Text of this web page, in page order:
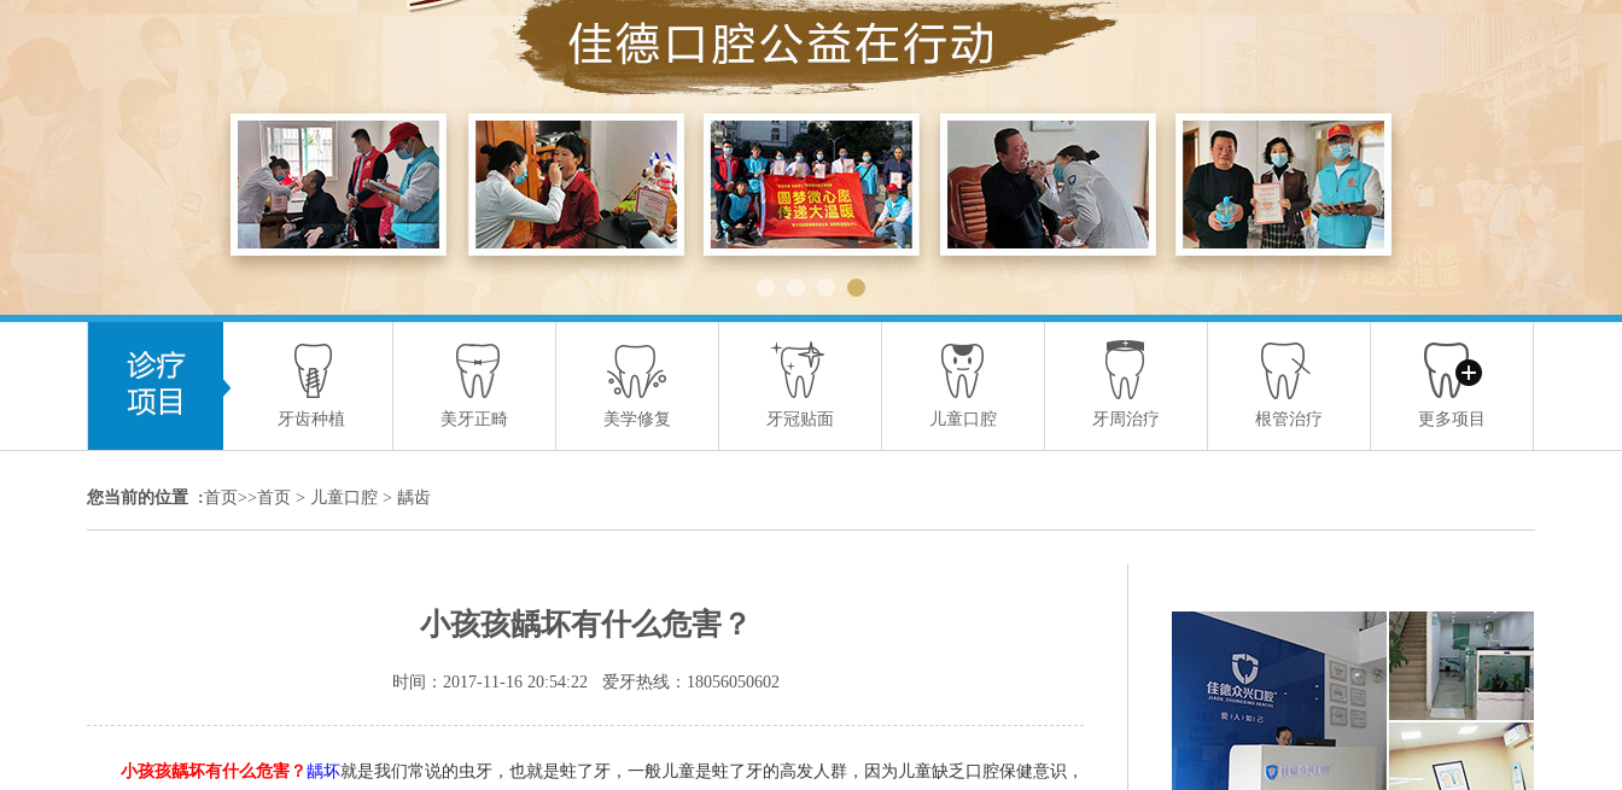
牙齿种植 美牙正畸 美学修复 牙冠贴面 儿童口腔 牙周治疗 根管治疗 更多项目
您当前的位置 :首页>>首页 > 儿童口腔 > 龋齿
小孩孩龋坏有什么危害？
时间：2017-11-16 20:54:22 爱牙热线：18056050602
小孩孩龋坏有什么危害？ 龋坏就是我们常说的虫牙，也就是蛀了牙，一般儿童是蛀了牙的高发人群，因为儿童缺乏口腔保健意识，